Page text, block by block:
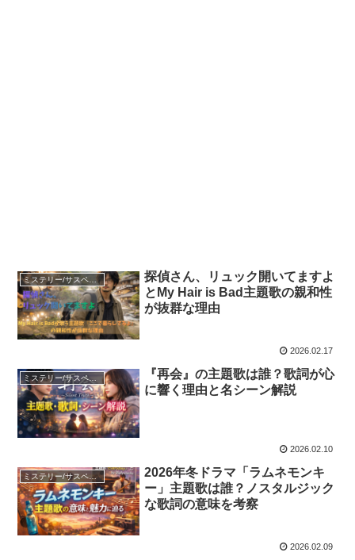
ミステリー/サスペンス
探偵さん、リュック開いてますよ
とMy Hair is Bad主題歌の親和性
が抜群な理由
2026.02.17
ミステリー/サスペンス
『再会』の主題歌は誰？歌詞が心
に響く理由と名シーン解説
2026.02.10
ミステリー/サスペンス
2026年冬ドラマ「ラムネモンキ
ー」主題歌は誰？ノスタルジック
な歌詞の意味を考察
2026.02.09